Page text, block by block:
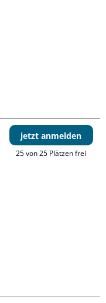
jetzt anmelden
25 von 25 Plätzen frei